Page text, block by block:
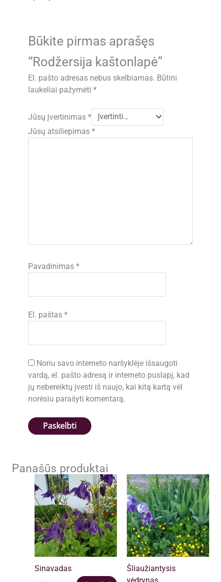
Būkite pirmas aprašęs
“Rodžersija kaštonlapė”
El. pašto adresas nebus skelbiamas. Būtini
laukeliai pažymėti*
Jūsų įvertinimas*
Jūsų atsiliepimas*
Pavadinimas*
El. paštas*
Noriu savo interneto naršyklėje išsaugoti
vardą, el. pašto adresą ir interneto puslapį, kad
jų nebereiktų įvesti iš naujo, kai kitą kartą vėl
norėsiu parašyti komentarą.
Panašūs produktai
Sinavadas
Šliaužiantysis